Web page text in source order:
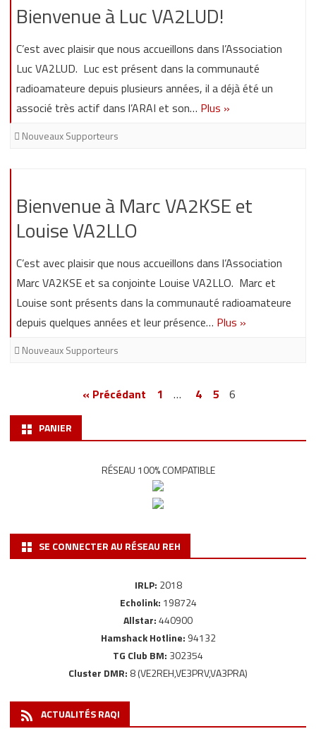
Bienvenue à Luc VA2LUD!
C’est avec plaisir que nous accueillons dans l’Association
Luc VA2LUD. Luc est présent dans la communauté
radioamateure depuis plusieurs années, il a déjà été un
associé très actif dans l’ARAI et son… Plus »
Nouveaux Supporteurs
Bienvenue à Marc VA2KSE et
Louise VA2LLO
C’est avec plaisir que nous accueillons dans l’Association
Marc VA2KSE et sa conjointe Louise VA2LLO. Marc et
Louise sont présents dans la communauté radioamateure
depuis quelques années et leur présence… Plus »
Nouveaux Supporteurs
des
publications
« Précédant 1 … 4 5 6
PANIER
RÉSEAU 100% COMPATIBLE
SE CONNECTER AU RÉSEAU REH
IRLP: 2018
Echolink: 198724
Allstar:440900
Hamshack Hotline: 94132
TG Club BM: 302354
Cluster DMR: 8 (VE2REH,VE3PRV,VA3PRA)
ACTUALITÉS RAQI